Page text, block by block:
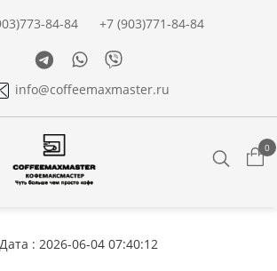
84-84
+7 (903)771-84-84
TelegramWhatsapp
Viber
info@coffeemaxmaster.ru
0
: 2026-06-04 07:40:12